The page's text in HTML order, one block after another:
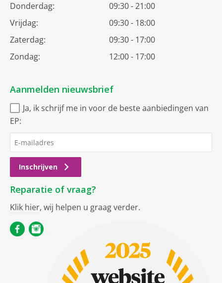
Donderdag:
09:30 - 21:00
Vrijdag:
09:30 - 18:00
Zaterdag:
09:30 - 17:00
Zondag:
12:00 - 17:00
Aanmelden nieuwsbrief
Ja, ik schrijf me in voor de beste aanbiedingen van
EP:
Inschrijven
Reparatie of vraag?
Klik hier, wij helpen u graag verder.